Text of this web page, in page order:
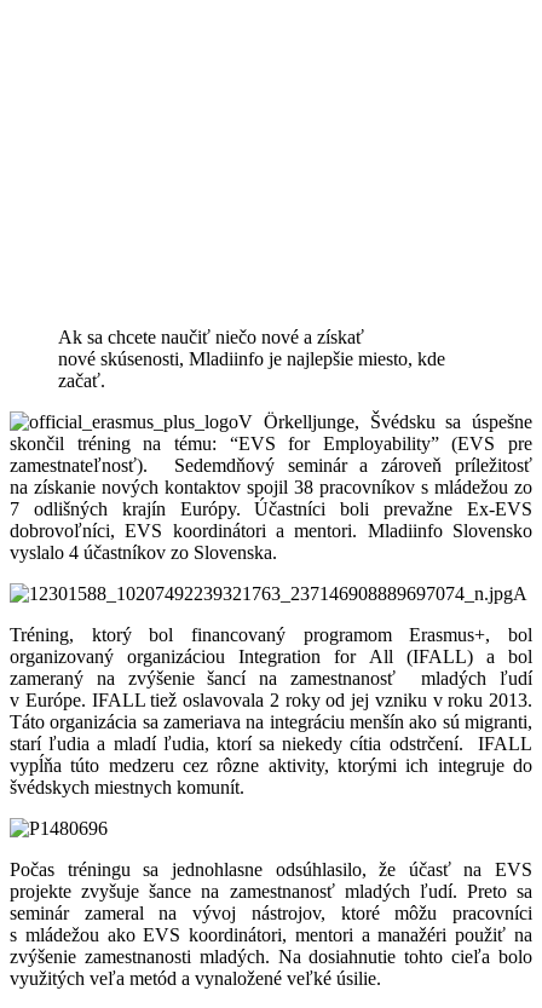
Ak sa chcete naučiť niečo nové a získať
nové skúsenosti, Mladiinfo je najlepšie miesto, kde
začať.
V Örkelljunge, Švédsku sa úspešne
skončil tréning na tému: “EVS for Employability” (EVS pre
zamestnateľnosť). Sedemdňový seminár a zároveň príležitosť
na získanie nových kontaktov spojil 38 pracovníkov s mládežou zo
7 odlišných krajín Európy. Účastníci boli prevažne Ex-EVS
dobrovoľníci, EVS koordinátori a mentori. Mladiinfo Slovensko
vyslalo 4 účastníkov zo Slovenska.
Tréning, ktorý bol financovaný programom Erasmus+, bol
organizovaný organizáciou Integration for All (IFALL) a bol
zameraný na zvýšenie šancí na zamestnanosť mladých ľudí
v Európe. IFALL tiež oslavovala 2 roky od jej vzniku v roku 2013.
Táto organizácia sa zameriava na integráciu menšín ako sú migranti,
starí ľudia a mladí ľudia, ktorí sa niekedy cítia odstrčení. IFALL
vypĺňa túto medzeru cez rôzne aktivity, ktorými ich integruje do
švédskych miestnych komunít.
Počas tréningu sa jednohlasne odsúhlasilo, že účasť na EVS
projekte zvyšuje šance na zamestnanosť mladých ľudí. Preto sa
seminár zameral na vývoj nástrojov, ktoré môžu pracovníci
s mládežou ako EVS koordinátori, mentori a manažéri použiť na
zvýšenie zamestnanosti mladých. Na dosiahnutie tohto cieľa bolo
využitých veľa metód a vynaložené veľké úsilie.